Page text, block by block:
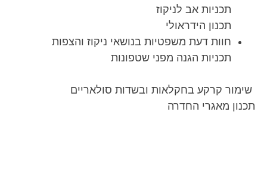
תכניות אב לניקוז
תכנון הידראולי
חוות דעת משפטיות בנושאי ניקוז והצפות
תכניות הגנה מפני שטפונות
שימור קרקע בחקלאות ובשדות סולאריים
תכנון מאגרי החדרה